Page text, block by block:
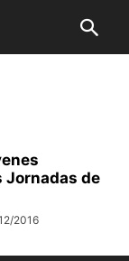
Jornadas de
2016